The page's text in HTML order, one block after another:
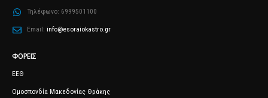
Τηλέφωνο: 6999501100
Email: info@esoraiokastro.gr
ΦΟΡΕΊΣ
ΕΕΘ
Ομοσπονδία Μακεδονίας Θράκης